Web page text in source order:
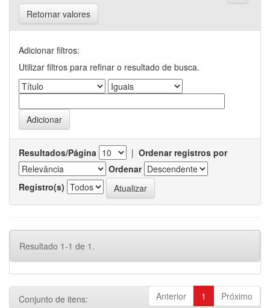
Retornar valores
Adicionar filtros:
Utilizar filtros para refinar o resultado de busca.
Resultados/Página | Ordenar registros por
Ordenar
Registro(s)
Resultado 1-1 de 1.
Anterior 1 Próximo
Conjunto de itens: